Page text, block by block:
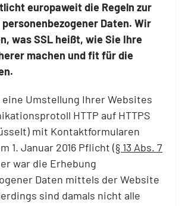
europaweit die Regeln zur
Daten. Wir
was SSL heißt, wie Sie Ihre
machen und fit für die
Umstellung Ihrer Websites
HTTP auf HTTPS
mit Kontaktformularen
1. Januar 2016 Pflicht (§ 13 Abs. 7
war die Erhebung
Daten mittels der Website
sind damals nicht alle